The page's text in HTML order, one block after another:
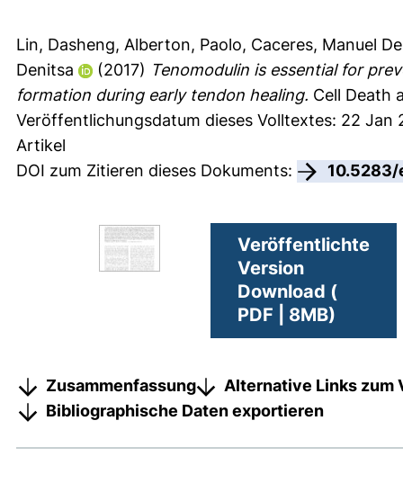
Lin, Dasheng, Alberton, Paolo, Caceres, Manuel
Denitsa
(2017) Tenomodulin is essential for
formation during early tendon healing. Cell Death
Veröffentlichungsdatum dieses Volltextes: 22 Jan
Artikel
DOI zum Zitieren dieses Dokuments:
Veröffentlichte
Version
Download (
PDF | 8MB)
Zusammenfassung
Alternative Links zum
Bibliographische Daten exportieren